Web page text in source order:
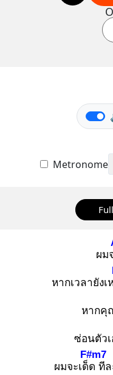
Metronome
Full
ผม
หากเวลายังเ
หากคุ
ซ่อนตัว
ผมจะเด็ด
F#m7
ทีล